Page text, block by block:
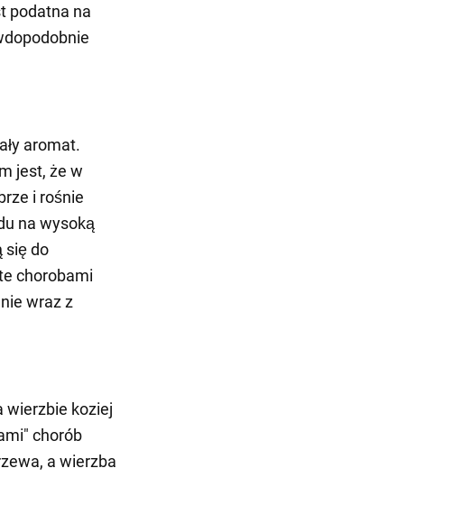
podatna na
aromat.
jest, że w
i rośnie
na wysoką
się do
chorobami
wraz z
wierzbie koziej
chorób
a wierzba